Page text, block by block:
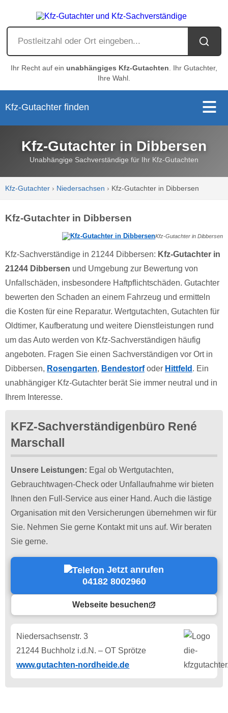
Ihr Recht auf ein unabhängiges Kfz-Gutachten . Ihr Gutachter,
Ihre Wahl.
Kfz-Gutachter finden
Kfz-Gutachter in Dibbersen
Unabhängige Sachverständige für Ihr Kfz-Gutachten
Kfz-Gutachter › Niedersachsen › Kfz-Gutachter in Dibbersen
Kfz-Gutachter in Dibbersen
Kfz-Gutachter in Dibbersen
Kfz-Sachverständige in 21244 Dibbersen: Kfz-Gutachter in
21244 Dibbersen und Umgebung zur Bewertung von
Unfallschäden, insbesondere Haftpflichtschäden. Gutachter
bewerten den Schaden an einem Fahrzeug und ermitteln
die Kosten für eine Reparatur. Wertgutachten, Gutachten für
Oldtimer, Kaufberatung und weitere Dienstleistungen rund
um das Auto werden von Kfz-Sachverständigen häufig
angeboten. Fragen Sie einen Sachverständigen vor Ort in
Dibbersen, Rosengarten, Bendestorfoder Hittfeld . Ein
unabhängiger Kfz-Gutachter berät Sie immer neutral und in
Ihrem Interesse.
KFZ-Sachverständigenbüro René
Marschall
Unsere Leistungen: Egal ob Wertgutachten,
Gebrauchtwagen-Check oder Unfallaufnahme wir bieten
Ihnen den Full-Service aus einer Hand. Auch die lästige
Organisation mit den Versicherungen übernehmen wir für
Sie. Nehmen Sie gerne Kontakt mit uns auf. Wir beraten
Sie gerne.
Jetzt anrufen
04182 8002960
Webseite besuchen
Niedersachsenstr. 3
21244 Buchholz i.d.N. – OT Sprötze
www.gutachten-nordheide.de